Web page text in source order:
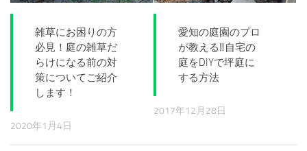
雑草にお困りの方
必見！庭の雑草だ
らけになる前の対
策についてご紹介
します！
2020年1月4日
愛知の庭園のプロ
が教える‼自宅の
庭をDIYで坪庭に
する方法
2017年12月28日